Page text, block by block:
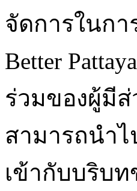
จัดการในก
Better
ร่วมของผู้มีส่
สามารถนำ
เข้ากับบริบท